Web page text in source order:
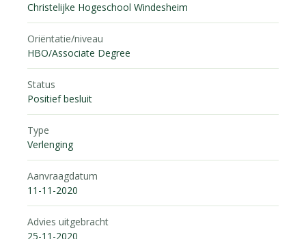
Christelijke Hogeschool Windesheim
Oriëntatie/niveau
HBO/Associate Degree
Status
Positief besluit
Type
Verlenging
Aanvraagdatum
11-11-2020
Advies uitgebracht
25-11-2020